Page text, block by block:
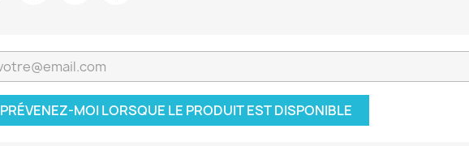
PRÉVENEZ-MOI LORSQUE LE PRODUIT EST DISPONIBLE